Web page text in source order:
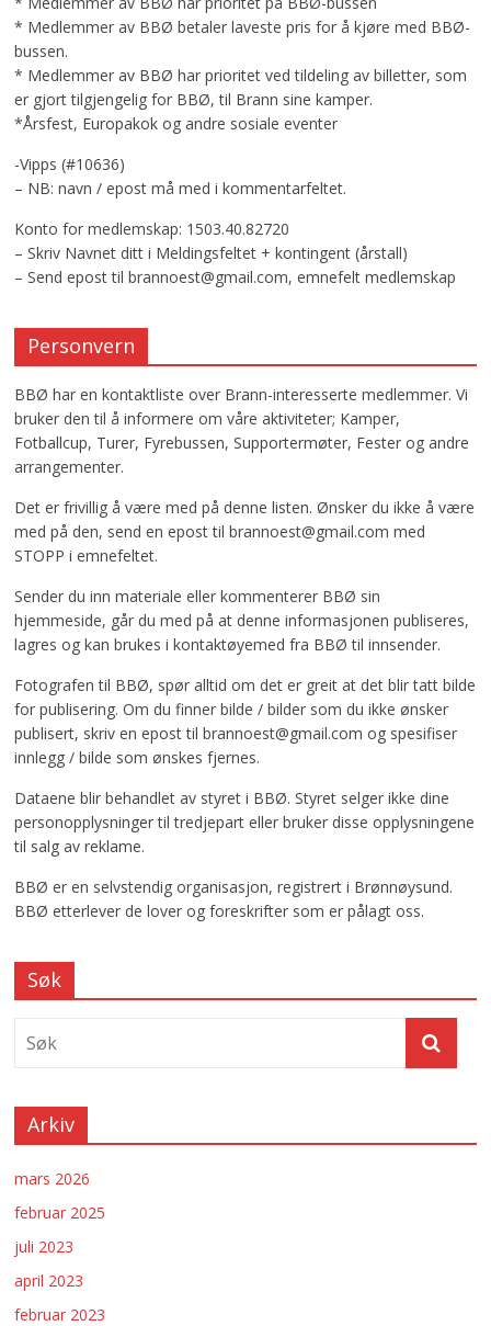
* Medlemmer av BBØ betaler laveste pris for å kjøre med BBØ-
bussen.
* Medlemmer av BBØ har prioritet ved tildeling av billetter, som
er gjort tilgjengelig for BBØ, til Brann sine kamper.
*Årsfest, Europakok og andre sosiale eventer
-Vipps (#10636)
– NB: navn / epost må med i kommentarfeltet.
Konto for medlemskap: 1503.40.82720
– Skriv Navnet ditt i Meldingsfeltet + kontingent (årstall)
– Send epost til brannoest@gmail.com, emnefelt medlemskap
Personvern
BBØ har en kontaktliste over Brann-interesserte medlemmer. Vi
bruker den til å informere om våre aktiviteter; Kamper,
Fotballcup, Turer, Fyrebussen, Supportermøter, Fester og andre
arrangementer.
Det er frivillig å være med på denne listen. Ønsker du ikke å være
med på den, send en epost til brannoest@gmail.com med
STOPP i emnefeltet.
Sender du inn materiale eller kommenterer BBØ sin
hjemmeside, går du med på at denne informasjonen publiseres,
lagres og kan brukes i kontaktøyemed fra BBØ til innsender.
Fotografen til BBØ, spør alltid om det er greit at det blir tatt bilde
for publisering. Om du finner bilde / bilder som du ikke ønsker
publisert, skriv en epost til brannoest@gmail.com og spesifiser
innlegg / bilde som ønskes fjernes.
Dataene blir behandlet av styret i BBØ. Styret selger ikke dine
personopplysninger til tredjepart eller bruker disse opplysningene
til salg av reklame.
BBØ er en selvstendig organisasjon, registrert i Brønnøysund.
BBØ etterlever de lover og foreskrifter som er pålagt oss.
Søk
Arkiv
mars 2026
februar 2025
juli 2023
april 2023
februar 2023